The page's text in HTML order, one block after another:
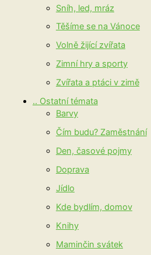
Sníh, led, mráz
Těšíme se na Vánoce
Volně žijící zvířata
Zimní hry a sporty
Zvířata a ptáci v zimě
.. Ostatní témata
Barvy
Čím budu? Zaměstnání
Den, časové pojmy
Doprava
Jídlo
Kde bydlím, domov
Knihy
Maminčin svátek